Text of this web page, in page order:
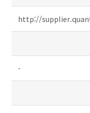
http://
-